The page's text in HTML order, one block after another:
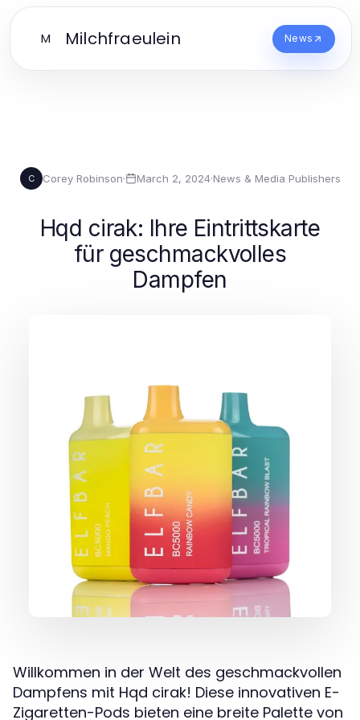
M Milchfraeulein News
C Corey Robinson· March 2, 2024·News & Media Publishers
Hqd cirak: Ihre Eintrittskarte
für geschmackvolles
Dampfen
Willkommen in der Welt des geschmackvollen
Dampfens mit Hqd cirak! Diese innovativen E-
Zigaretten-Pods bieten eine breite Palette von